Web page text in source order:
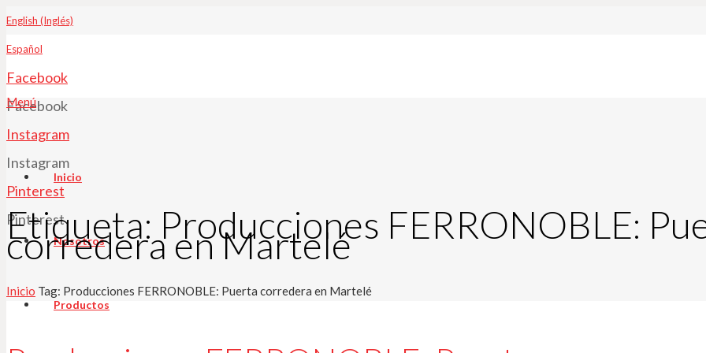
English (Inglés)
Español
Facebook
Facebook
Instagram
Instagram
Pinterest
Pinterest
Menú
Inicio
Nosotros
Productos
Etiqueta: Producciones FERRONOBLE:
corredera en Martelé
Inicio Tag: Producciones FERRONOBLE: Puerta corredera en Martelé